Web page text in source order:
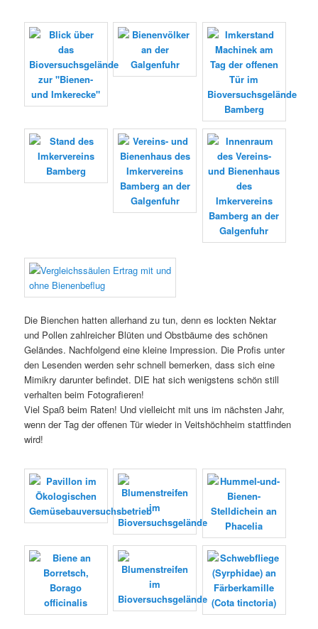
Die Bienchen hatten allerhand zu tun, denn es lockten Nektar
und Pollen zahlreicher Blüten und Obstbäume des schönen
Geländes. Nachfolgend eine kleine Impression. Die Profis unter
den Lesenden werden sehr schnell bemerken, dass sich eine
Mimikry darunter befindet. DIE hat sich wenigstens schön still
verhalten beim Fotografieren!
Viel Spaß beim Raten! Und vielleicht mit uns im nächsten Jahr,
wenn der Tag der offenen Tür wieder in Veitshöchheim stattfinden
wird!